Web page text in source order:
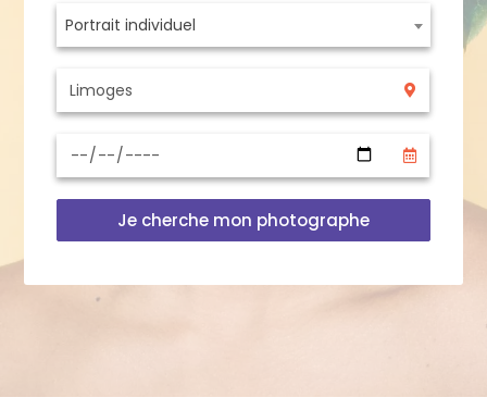
Portrait individuel
Je cherche mon photographe